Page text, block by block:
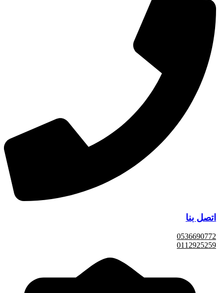
اتصل بنا
0536690772
0112925259